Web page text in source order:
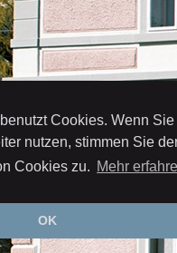
Cookies. Wenn Sie
nutzen, stimmen Sie
Cookies zu. Mehr
OK